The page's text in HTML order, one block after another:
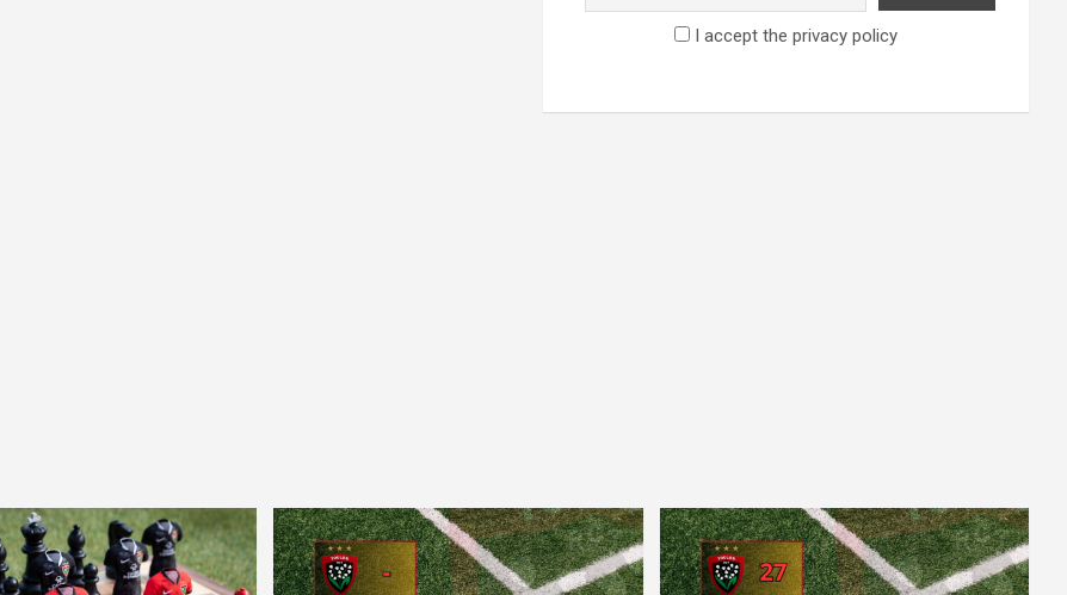
I accept the privacy policy